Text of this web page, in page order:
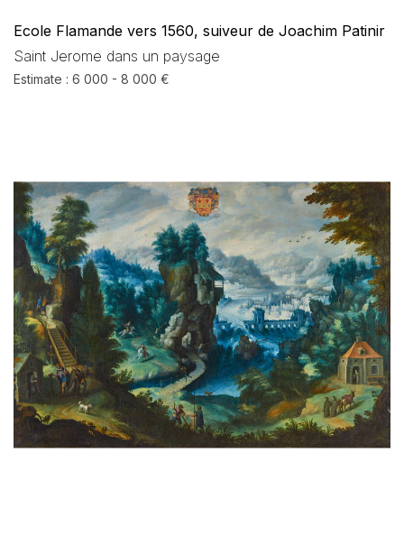
Ecole Flamande vers 1560, suiveur de Joachim Patinir
Saint Jerome dans un paysage
Estimate : 6 000 - 8 000 €